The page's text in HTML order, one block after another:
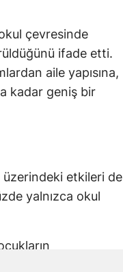
çevresinde
ifade etti.
aile yapısına,
kadar geniş bir
üzerindeki etkileri de
yalnızca okul